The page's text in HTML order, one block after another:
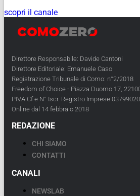
scopri il canale
Direttore Responsabile: Davide Cantoni
Direttore Editoriale: Emanuele Caso
Registrazione Tribunale di Como: n°2/2018
Freedom of Choice - Piazza Duomo 17,
PIVA Cf e N° Iscr. Registro Imprese
Online dal 14 febbraio 2018
REDAZIONE
CHI SIAMO
CONTATTI
CANALI
NEWSLAB